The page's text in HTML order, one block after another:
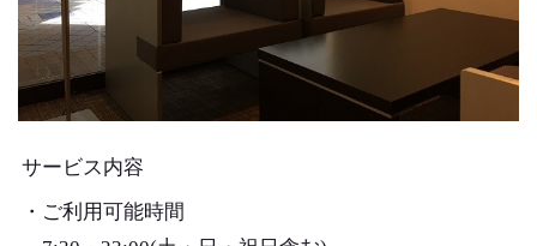
サービス内容
・ご利用可能時間